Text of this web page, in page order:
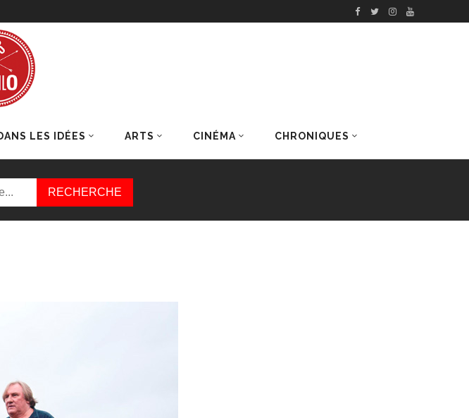
LES IDÉES ARTS CINÉMA CHRONIQUES
DERNIERS ARTICLES